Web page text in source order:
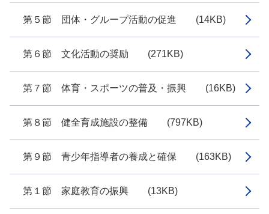
第５節 団体・グループ活動の促進 (14KB)
第６節 文化活動の奨励 (271KB)
第７節 体育・スポーツの普及・振興 (16KB)
第８節 健全育成施設の整備 (797KB)
第９節 青少年指導者の養成と確保 (163KB)
第１節 家庭教育の振興 (13KB)